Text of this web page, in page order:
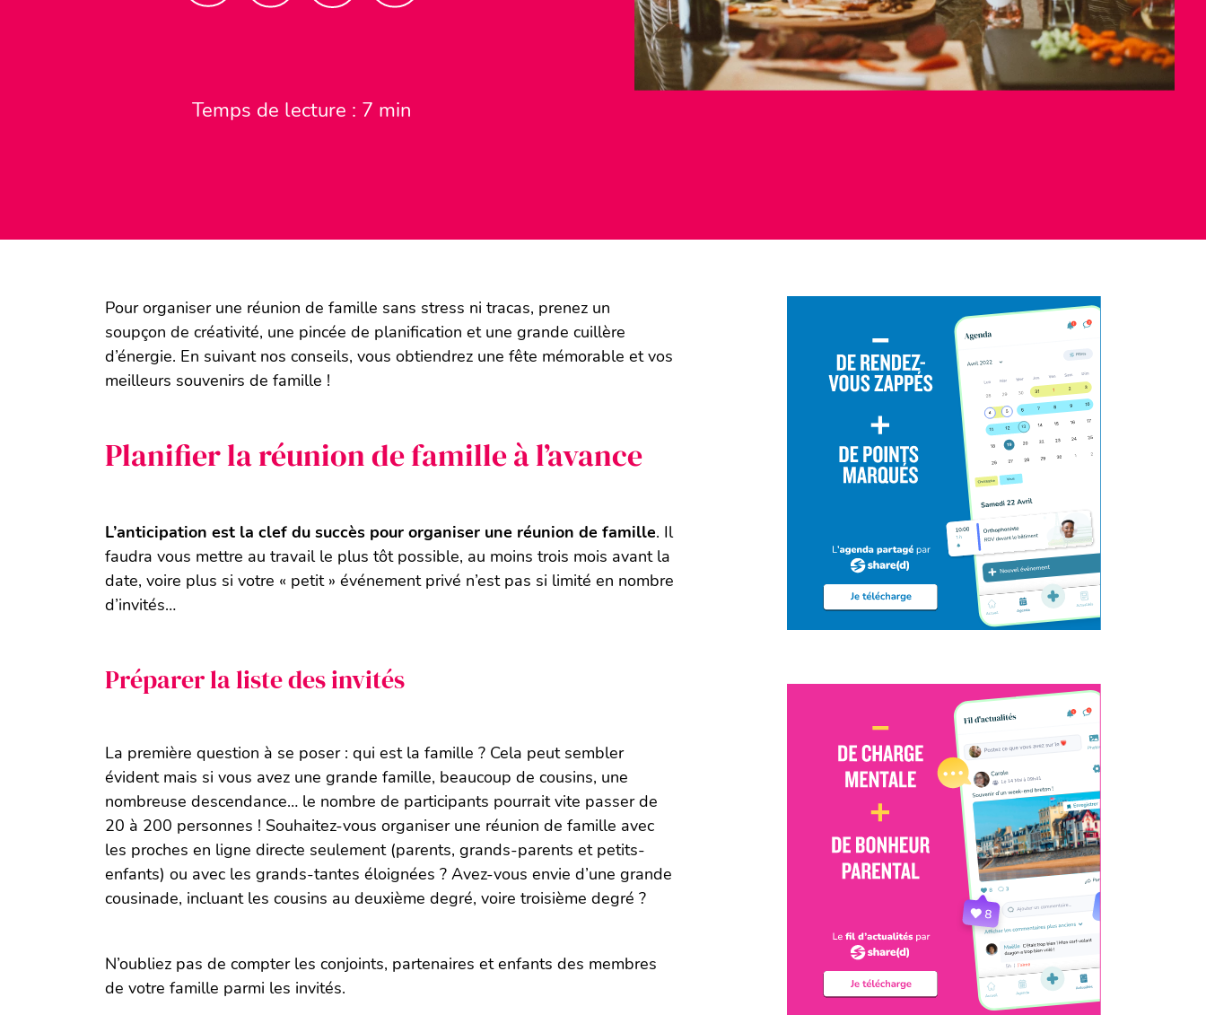
Temps de lecture : 7 min
Pour organiser une réunion de famille sans stress ni tracas, prenez un
soupçon de créativité, une pincée de planification et une grande cuillère
d’énergie. En suivant nos conseils, vous obtiendrez une fête mémorable et vos
meilleurs souvenirs de famille !
Planifier la réunion de famille à l’avance
L’anticipation est la clef du succès pour organiser une réunion de famille. Il
faudra vous mettre au travail le plus tôt possible, au moins trois mois avant la
date, voire plus si votre « petit » événement privé n’est pas si limité en nombre
d’invités…
Préparer la liste des invités
La première question à se poser : qui est la famille ? Cela peut sembler
évident mais si vous avez une grande famille, beaucoup de cousins, une
nombreuse descendance… le nombre de participants pourrait vite passer de
20 à 200 personnes ! Souhaitez-vous organiser une réunion de famille avec
les proches en ligne directe seulement (parents, grands-parents et petits-
enfants) ou avec les grands-tantes éloignées ? Avez-vous envie d’une grande
cousinade, incluant les cousins au deuxième degré, voire troisième degré ?
N’oubliez pas de compter les conjoints, partenaires et enfants des membres
de votre famille parmi les invités.